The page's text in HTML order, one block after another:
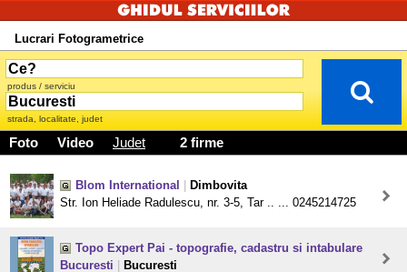
Lucrari Fotogrametrice
produs / serviciu
strada, localitate, judet
Foto Video Judet 2 firme
Blom International
Dimbovita
Str. Ion Heliade Radulescu, nr. 3-5, Tar .. ... 0245214725
Topo Expert Pai - topografie, cadastru si intabulare
Bucuresti
Bucuresti